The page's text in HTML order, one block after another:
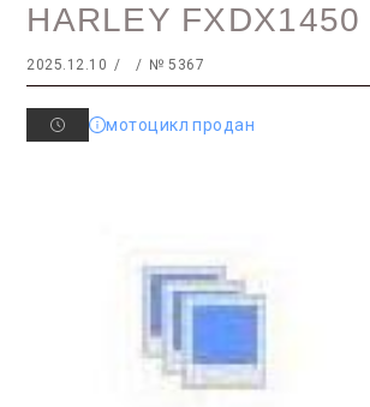
HARLEY FXDX1450
2025.12.10 № 5367
мотоцикл продан